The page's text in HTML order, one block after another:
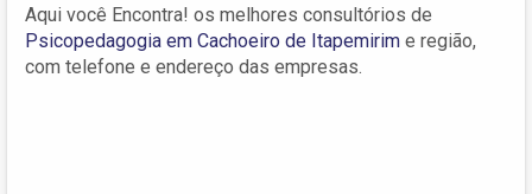
Aqui você Encontra! os melhores consultórios de
Psicopedagogia em Cachoeiro de Itapemirim e região,
com telefone e endereço das empresas.